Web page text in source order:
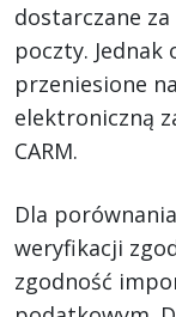
dostarczane
poczty.
przeniesione
elektroniczną
CARM.
Dla
weryfikacji
zgodność